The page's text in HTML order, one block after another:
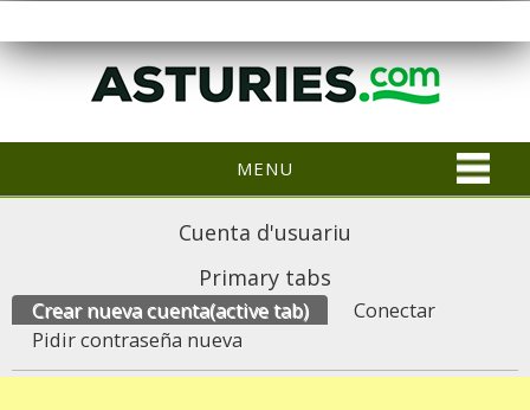
MENU
Cuenta d'usuariu
Primary tabs
Crear nueva cuenta(active tab)
Conectar
Pidir contraseña nueva